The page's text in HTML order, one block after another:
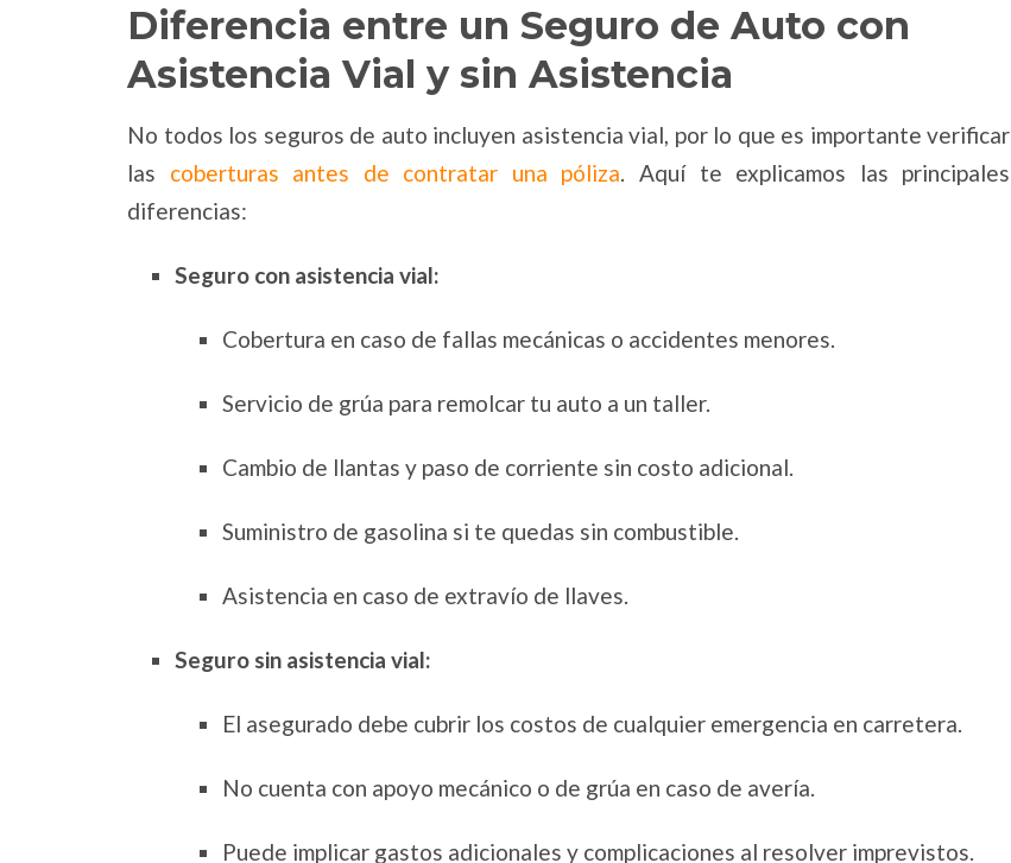
Diferencia entre un Seguro de Auto con
Asistencia Vial y sin Asistencia
No todos los seguros de auto incluyen asistencia vial, por lo que es importante verificar
las coberturas antes de contratar una póliza . Aquí te explicamos las principales
diferencias:
Seguro con asistencia vial:
Cobertura en caso de fallas mecánicas o accidentes menores.
Servicio de grúa para remolcar tu auto a un taller.
Cambio de llantas y paso de corriente sin costo adicional.
Suministro de gasolina si te quedas sin combustible.
Asistencia en caso de extravío de llaves.
Seguro sin asistencia vial:
El asegurado debe cubrir los costos de cualquier emergencia en carretera.
No cuenta con apoyo mecánico o de grúa en caso de avería.
Puede implicar gastos adicionales y complicaciones al resolver imprevistos.